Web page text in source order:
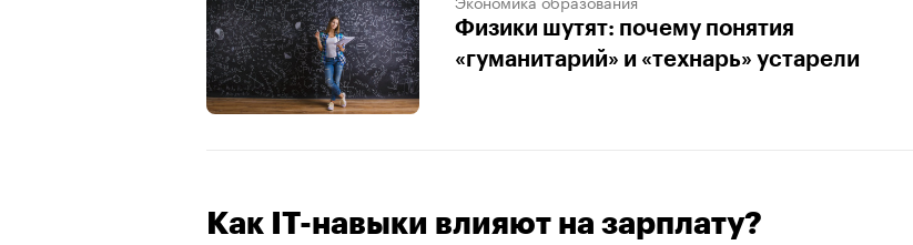
Физики шутят: почему понятия
«гуманитарий» и «технарь» устарели
Как IT-навыки влияют на зарплату?